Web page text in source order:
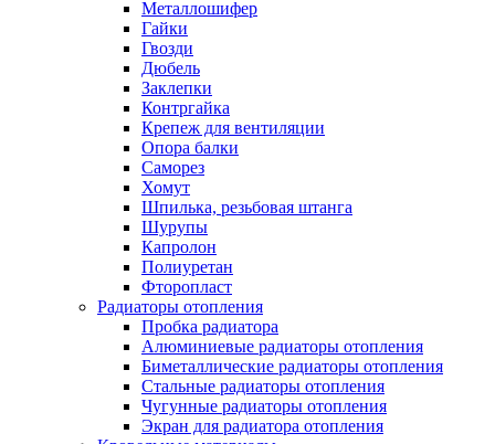
Металлошифер
Гайки
Гвозди
Дюбель
Заклепки
Контргайка
Крепеж для вентиляции
Опора балки
Саморез
Хомут
Шпилька, резьбовая штанга
Шурупы
Капролон
Полиуретан
Фторопласт
Радиаторы отопления
Пробка радиатора
Алюминиевые радиаторы отопления
Биметаллические радиаторы отопления
Стальные радиаторы отопления
Чугунные радиаторы отопления
Экран для радиатора отопления